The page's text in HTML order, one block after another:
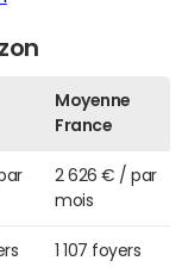
Moyenne
France
2 626 € / par
mois
1 107 foyers